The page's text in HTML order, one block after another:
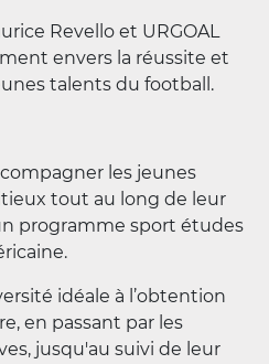
Revello et URGOAL
envers la réussite et
talents du football.
les jeunes
tout au long de leur
programme sport études
idéale à l’obtention
en passant par les
jusqu'au suivi de leur